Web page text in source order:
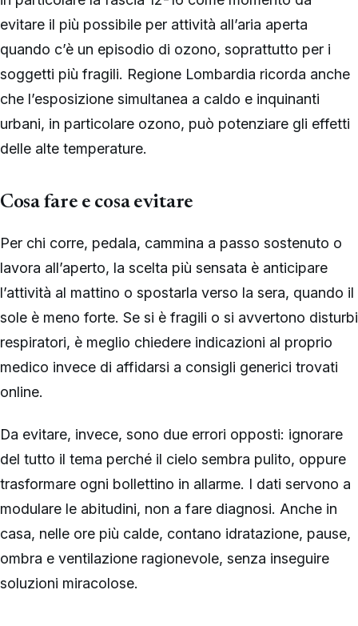
evitare il più possibile per attività all’aria aperta
quando c’è un episodio di ozono, soprattutto per i
soggetti più fragili. Regione Lombardia ricorda anche
che l’esposizione simultanea a caldo e inquinanti
urbani, in particolare ozono, può potenziare gli effetti
delle alte temperature.
Cosa fare e cosa evitare
Per chi corre, pedala, cammina a passo sostenuto o
lavora all’aperto, la scelta più sensata è anticipare
l’attività al mattino o spostarla verso la sera, quando il
sole è meno forte. Se si è fragili o si avvertono disturbi
respiratori, è meglio chiedere indicazioni al proprio
medico invece di affidarsi a consigli generici trovati
online.
Da evitare, invece, sono due errori opposti: ignorare
del tutto il tema perché il cielo sembra pulito, oppure
trasformare ogni bollettino in allarme. I dati servono a
modulare le abitudini, non a fare diagnosi. Anche in
casa, nelle ore più calde, contano idratazione, pause,
ombra e ventilazione ragionevole, senza inseguire
soluzioni miracolose.